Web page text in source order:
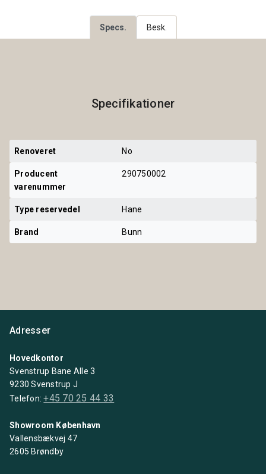
Specs. Besk.
Specifikationer
Renoveret No
Producent
varenummer
290750002
Type reservedel Hane
Brand Bunn
Adresser
Hovedkontor
Svenstrup Bane Alle 3
9230 Svenstrup J
Telefon:+45 70 25 44 33
Showroom København
Vallensbækvej 47
2605 Brøndby